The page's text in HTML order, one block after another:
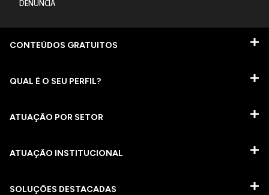
DENUNCIA
CONTEÚDOS GRATUITOS
QUAL É O SEU PERFIL?
ATUAÇÃO POR SETOR
ATUAÇÃO INSTITUCIONAL
SOLUÇÕES DESTACADAS